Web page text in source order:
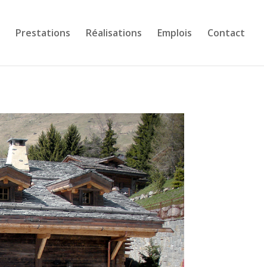
Prestations Réalisations Emplois Contact